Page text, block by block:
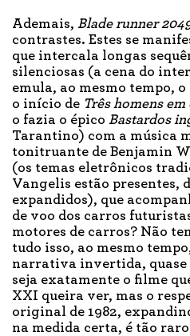
Ademais, Bladerunner
contrastes. Estes se
que intercala longas
silenciosas (a cena do
emula, ao mesmo tempo,
o início de Três homens
o fazia o épico Bastardos
Tarantino) com a música
tonitruante de Benjamin
(os temas eletrônicos
Vangelis estão presentes,
expandidos), que
de voo dos carros
motores de carros? Não
tudo isso, ao mesmo
narrativa invertida, quase
seja exatamente o filme
XXI queira ver, mas o
original de 1982,
na medida certa, é tão